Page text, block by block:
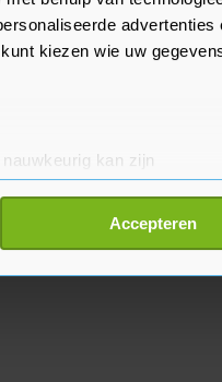
advertenties
kiezen wie uw
kan zijn
(fingerprinting)
in het
detailgedeelte
Accepteren